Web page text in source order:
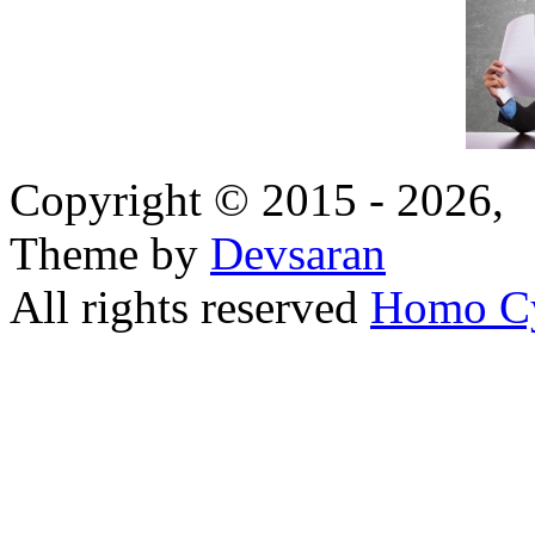
Copyright © 2015 - 2026,
Theme by Devsaran
All rights reserved Homo